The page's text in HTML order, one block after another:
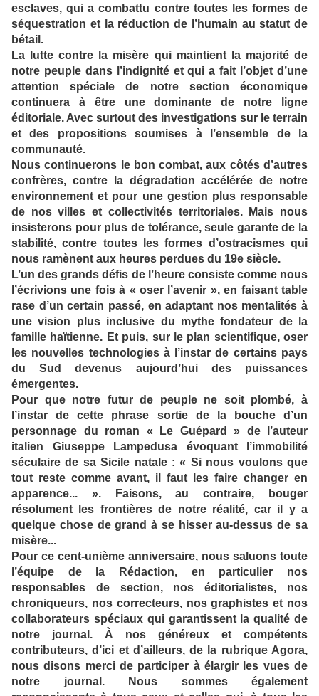
esclaves, qui a combattu contre toutes les formes de
séquestration et la réduction de l’humain au statut de
bétail.
La lutte contre la misère qui maintient la majorité de
notre peuple dans l’indignité et qui a fait l’objet d’une
attention spéciale de notre section économique
continuera à être une dominante de notre ligne
éditoriale. Avec surtout des investigations sur le terrain
et des propositions soumises à l’ensemble de la
communauté.
Nous continuerons le bon combat, aux côtés d’autres
confrères, contre la dégradation accélérée de notre
environnement et pour une gestion plus responsable
de nos villes et collectivités territoriales. Mais nous
insisterons pour plus de tolérance, seule garante de la
stabilité, contre toutes les formes d’ostracismes qui
nous ramènent aux heures perdues du 19e siècle.
L’un des grands défis de l’heure consiste comme nous
l’écrivions une fois à « oser l’avenir », en faisant table
rase d’un certain passé, en adaptant nos mentalités à
une vision plus inclusive du mythe fondateur de la
famille haïtienne. Et puis, sur le plan scientifique, oser
les nouvelles technologies à l’instar de certains pays
du Sud devenus aujourd’hui des puissances
émergentes.
Pour que notre futur de peuple ne soit plombé, à
l’instar de cette phrase sortie de la bouche d’un
personnage du roman « Le Guépard » de l’auteur
italien Giuseppe Lampedusa évoquant l’immobilité
séculaire de sa Sicile natale : « Si nous voulons que
tout reste comme avant, il faut les faire changer en
apparence... ». Faisons, au contraire, bouger
résolument les frontières de notre réalité, car il y a
quelque chose de grand à se hisser au-dessus de sa
misère...
Pour ce cent-unième anniversaire, nous saluons toute
l’équipe de la Rédaction, en particulier nos
responsables de section, nos éditorialistes, nos
chroniqueurs, nos correcteurs, nos graphistes et nos
collaborateurs spéciaux qui garantissent la qualité de
notre journal. À nos généreux et compétents
contributeurs, d’ici et d’ailleurs, de la rubrique Agora,
nous disons merci de participer à élargir les vues de
notre journal. Nous sommes également